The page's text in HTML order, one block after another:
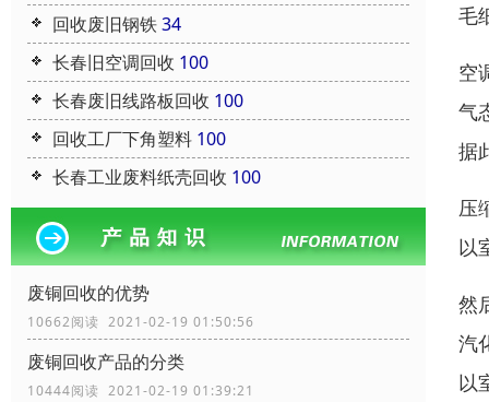
回收废旧钢铁34
长春旧空调回收 100
长春废旧线路板回收 100
回收工厂下角塑料 100
长春工业废料纸壳回收 100
废铜回收的优势
10662阅读 2021-02-19 01:50:56
废铜回收产品的分类
10444阅读 2021-02-19 01:39:21
毛
空
气
据
压
以
然
汽
以